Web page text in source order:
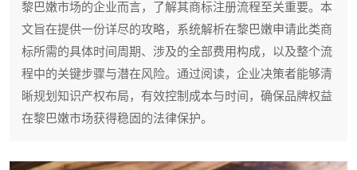
黎巴嫩市场的企业而言，了解其商标注册流程至关重要。本
文旨在提供一份详尽的攻略，系统解析在黎巴嫩申请此类商
标所需的具体时间周期、涉及的全部费用构成，以及整个流
程中的关键步骤与潜在风险。通过阅读，企业决策者能够清
晰规划知识产权布局，有效控制成本与时间，确保品牌权益
在黎巴嫩市场获得稳固的法律保护。